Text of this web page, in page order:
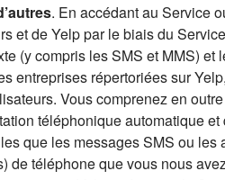
. En accédant au Service
et de Yelp par le biais du
(y compris les SMS et MMS)
entreprises répertoriées sur
Vous comprenez en
téléphonique automatique
que les messages SMS ou
de téléphone que vous nous